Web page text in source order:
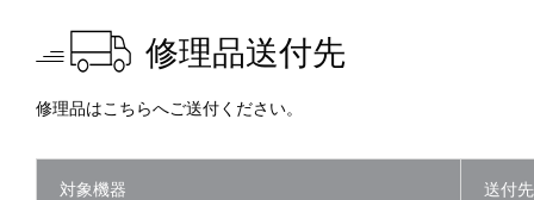
修理品送付先
修理品はこちらへご送付ください。
対象機器 送付先